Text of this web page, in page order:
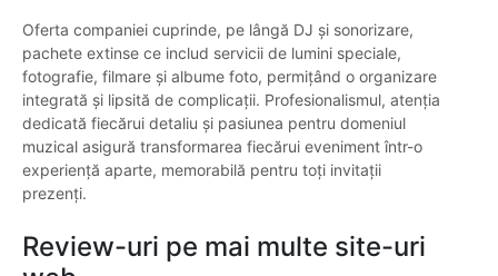
Oferta companiei cuprinde, pe lângă DJ și sonorizare,
pachete extinse ce includ servicii de lumini speciale,
fotografie, filmare și albume foto, permițând o organizare
integrată și lipsită de complicații. Profesionalismul, atenția
dedicată fiecărui detaliu și pasiunea pentru domeniul
muzical asigură transformarea fiecărui eveniment într-o
experiență aparte, memorabilă pentru toți invitații
prezenți.
Review-uri pe mai multe site-uri